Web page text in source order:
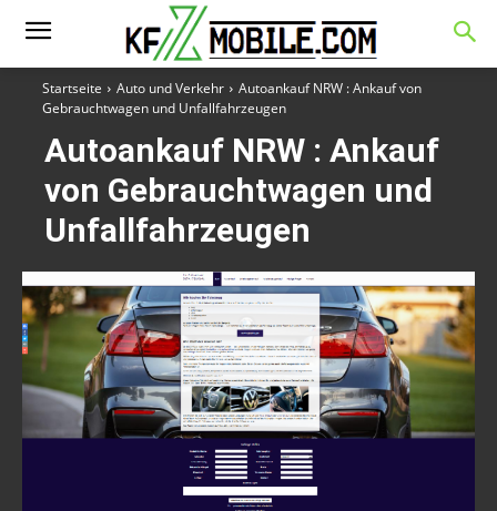
Startseite Auto und Verkehr
Autoankauf NRW : Ankauf von
Gebrauchtwagen und Unfallfahrzeugen
Autoankauf NRW : Ankauf
von Gebrauchtwagen und
Unfallfahrzeugen